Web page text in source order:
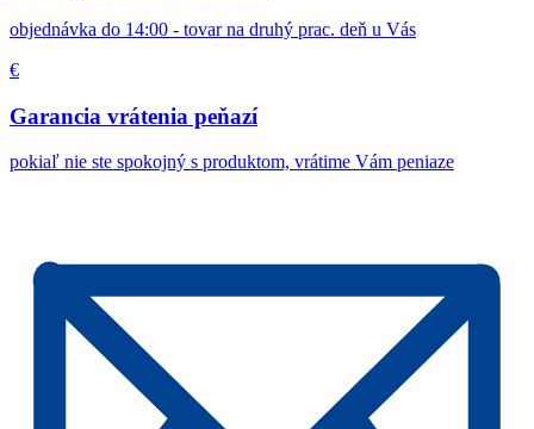
objednávka do 14:00 - tovar na druhý prac. deň u Vás
€
Garancia vrátenia peňazí
pokiaľ nie ste spokojný s produktom, vrátime Vám peniaze